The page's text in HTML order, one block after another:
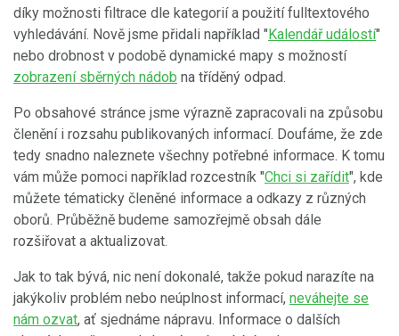
díky možnosti filtrace dle kategorií a použití fulltextového
vyhledávání. Nově jsme přidali například "Kalendář událostí"
nebo drobnost v podobě dynamické mapy s možností
zobrazení sběrných nádob na tříděný odpad.
Po obsahové stránce jsme výrazně zapracovali na způsobu
členění i rozsahu publikovaných informací. Doufáme, že zde
tedy snadno naleznete všechny potřebné informace. K tomu
vám může pomoci například rozcestník "Chci si zařídit", kde
můžete tématicky členěné informace a odkazy z různých
oborů. Průběžně budeme samozřejmě obsah dále
rozšiřovat a aktualizovat.
Jak to tak bývá, nic není dokonalé, takže pokud narazíte na
jakýkoliv problém nebo neúplnost informací, neváhejte se
nám ozvat, ať sjednáme nápravu. Informace o dalších